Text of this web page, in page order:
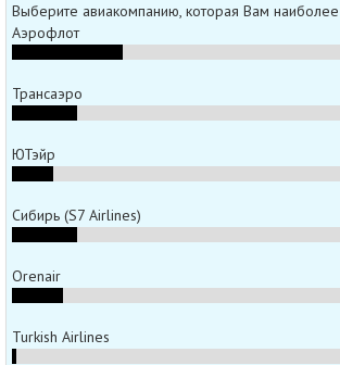
Выберите авиакомпанию, которая Вам наиболее
Аэрофлот
Трансаэро
ЮТэйр
Сибирь (S7 Airlines)
Orenair
Turkish Airlines